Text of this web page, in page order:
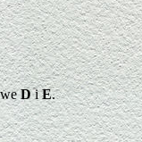
DiE.